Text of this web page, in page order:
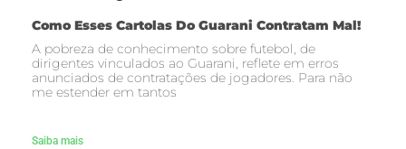
Como Esses Cartolas Do Guarani Contratam Mal!
A pobreza de conhecimento sobre futebol, de
dirigentes vinculados ao Guarani, reflete em erros
anunciados de contratações de jogadores. Para não
me estender em tantos
Saiba mais